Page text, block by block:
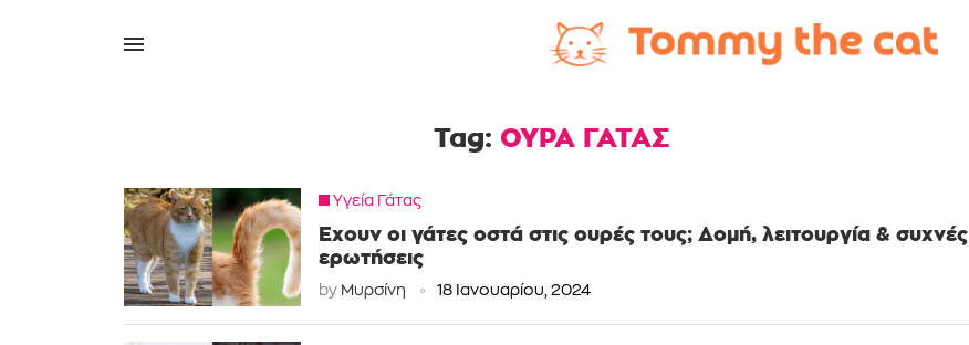
Tag: ΟΥΡΑ ΓΑΤΑΣ
Υγεία Γάτας
Έχουν οι γάτες οστά στις ουρές τους; Δομή, λειτουργία & συχνές
ερωτήσεις
by Μυρσίνη 18 Ιανουαρίου, 2024